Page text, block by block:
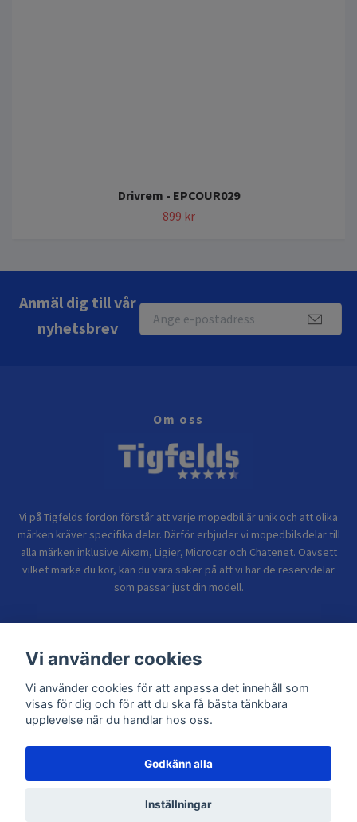
Drivrem - EPCOUR029
899 kr
Anmäl dig till vår
nyhetsbrev
Om oss
Vi på Tigfelds fordon förstår att varje mopedbil är unik och att olika
märken kräver specifika delar. Därför erbjuder vi mopedbilsdelar till
alla märken inklusive Aixam, Ligier, Microcar och Chatenet. Oavsett
vilket märke du kör, kan du vara säker på att vi har de reservdelar
som passar just din modell.
Sidor
© 2026 TIGFELDS FORDON
Vi använder cookies
Vi använder cookies för att anpassa det innehåll som
visas för dig och för att du ska få bästa tänkbara
upplevelse när du handlar hos oss.
Godkänn alla
Inställningar